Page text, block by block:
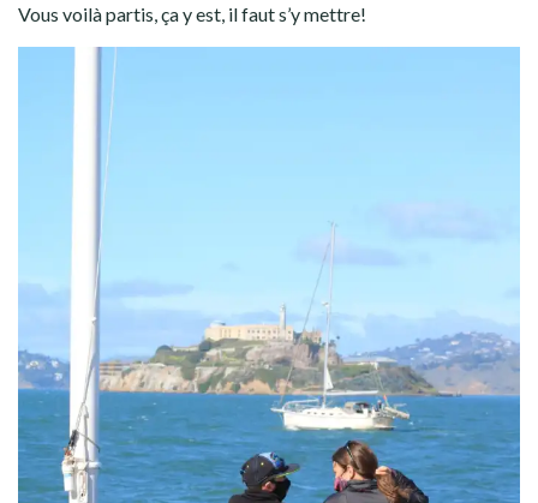
Vous voilà partis, ça y est, il faut s’y mettre!